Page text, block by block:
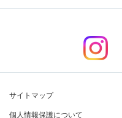
サイトマップ
個人情報保護について